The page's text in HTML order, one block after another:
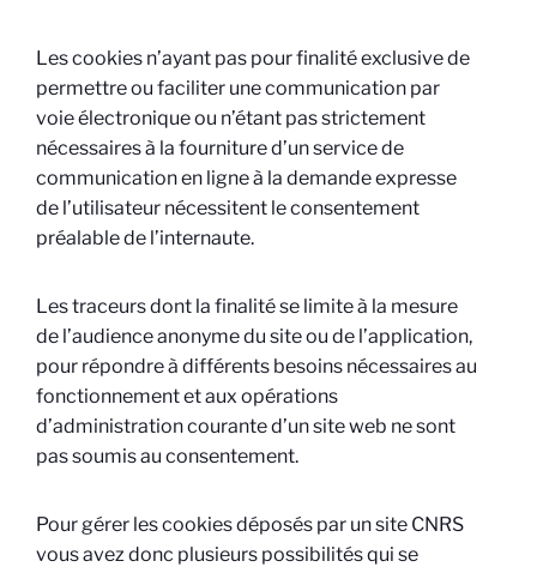
Les cookies n’ayant pas pour finalité exclusive de
permettre ou faciliter une communication par
voie électronique ou n’étant pas strictement
nécessaires à la fourniture d’un service de
communication en ligne à la demande expresse
de l’utilisateur nécessitent le consentement
préalable de l’internaute.
Les traceurs dont la finalité se limite à la mesure
de l’audience anonyme du site ou de l’application,
pour répondre à différents besoins nécessaires au
fonctionnement et aux opérations
d’administration courante d’un site web ne sont
pas soumis au consentement.
Pour gérer les cookies déposés par un site CNRS
vous avez donc plusieurs possibilités qui se